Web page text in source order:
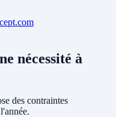
nécessité à
des contraintes